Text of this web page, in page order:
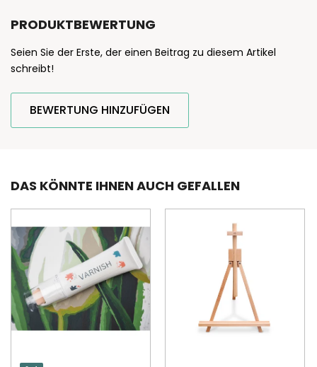
PRODUKTBEWERTUNG
Seien Sie der Erste, der einen Beitrag zu diesem Artikel
schreibt!
BEWERTUNG HINZUFÜGEN
DAS KÖNNTE IHNEN AUCH GEFALLEN